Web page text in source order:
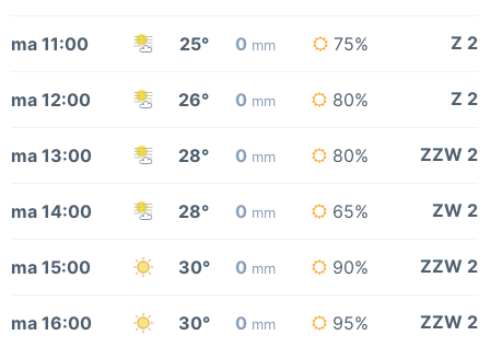
ma 11:00 25° 0 mm 75% Z 2
ma 12:00 26° 0 mm 80% Z 2
ma 13:00 28° 0 mm 80% ZZW 2
ma 14:00 28° 0 mm 65% ZW 2
ma 15:00 30° 0 mm 90% ZZW 2
ma 16:00 30° 0 mm 95% ZZW 2